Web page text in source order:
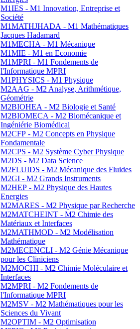
M1IES - M1 Innovation, Entreprise et
Société
M1MATHJHADA - M1 Mathématiques
Jacques Hadamard
M1MECHA - M1 Mécanique
M1MIE - M1 en Economie
M1MPRI - M1 Fondements de
l'Informatique MPRI
M1PHYSICS - M1 Physique
M2AAG - M2 Analyse, Arithmétique,
Géométrie
M2BIOHEA - M2 Biologie et Santé
M2BIOMECA - M2 Biomécanique et
Ingéniérie Biomédical
M2CFP - M2 Concepts en Physique
Fondamentale
M2CPS - M2 Système Cyber Physique
M2DS - M2 Data Science
M2FLUIDS - M2 Mécanique des Fluides
M2GI - M2 Grands Instruments
M2HEP - M2 Physique des Hautes
Energies
M2MARES - M2 Physique par Recherche
M2MATCHEINT - M2 Chimie des
Matériaux et Interfaces
M2MATHMOD - M2 Modélisation
Mathématique
M2MECENCLI - M2 Génie Mécanique
pour les Cliniciens
M2MOCHI - M2 Chimie Moléculaire et
Interfaces
M2MPRI - M2 Fondements de
l'Informatique MPRI
M2MSV - M2 Mathématiques pour les
Sciences du Vivant
M2OPTIM - M2 Optimisation